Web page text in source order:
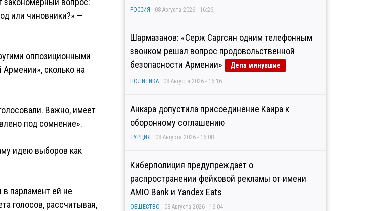
или чиновники?» —
оппозиционными
сколько на
Важно, имеет
под сомнение».
идею выборов как
парламент ей не
голосов, рассчитывая,
РОССИЯ 08 Августа 2026 - 16:26
Шармазанов: «Серж Саргсян одним телефонным
звонком решал вопрос продовольственной
безопасности Армении»
Дела минувшие
ПОЛИТИКА 08 Августа 2026 - 16:16
Анкара допустила присоединение Каира к
оборонному соглашению
ТУРЦИЯ 08 Августа 2026 - 16:08
Киберполиция предупреждает о
распространении фейковой рекламы от имени
AMIO Bank и Yandex Eats
ОБЩЕСТВО 08 Августа 2026 - 16:04